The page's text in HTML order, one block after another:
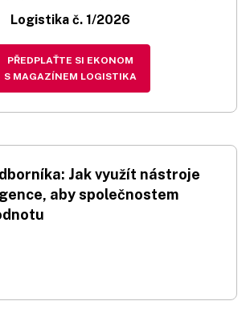
Logistika č. 1/2026
PŘEDPLAŤTE SI EKONOM
S MAGAZÍNEM LOGISTIKA
Jak využít nástroje
aby společnostem